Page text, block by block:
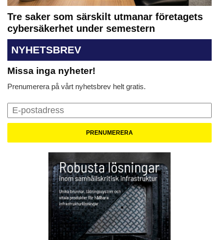
Tre saker som särskilt utmanar företagets
cybersäkerhet under semestern
NYHETSBREV
Missa inga nyheter!
Prenumerera på vårt nyhetsbrev helt gratis.